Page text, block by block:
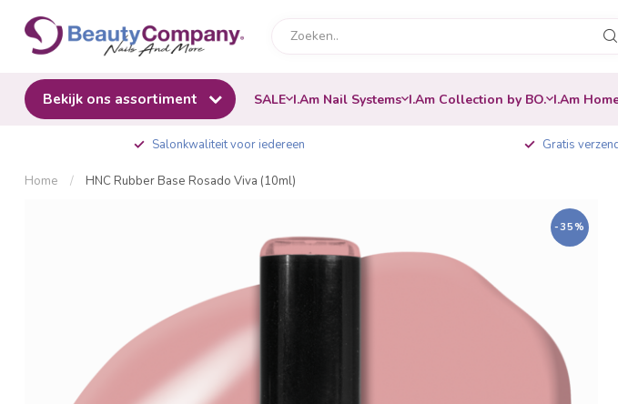
Bekijk ons assortiment SALE I.Am Nail Systems I.Am Collection by BO. I.Am
Salonkwaliteit voor iedereen Gratis
Home / HNC Rubber Base Rosado Viva (10ml)
-35%